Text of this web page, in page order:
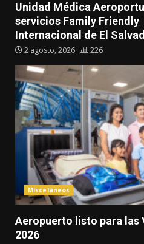
Unidad Médica
servicios Family
Internacional de El
2 agosto, 2026 226
Misceláneos
Aeropuerto listo para las
2026